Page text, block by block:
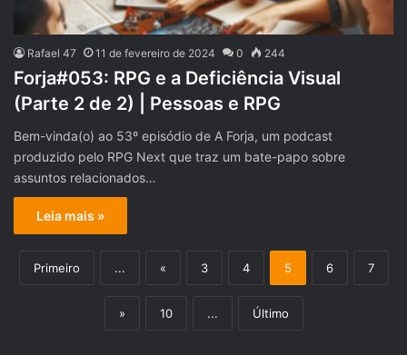
Rafael 47 11 de fevereiro de 2024 0 244
Forja#053: RPG e a Deficiência Visual
(Parte 2 de 2) | Pessoas e RPG
Bem-vinda(o) ao 53º episódio de A Forja, um podcast
produzido pelo RPG Next que traz um bate-papo sobre
assuntos relacionados…
Leia mais »
Primeiro ... « 3 4 5 6 7
» 10 ... Último